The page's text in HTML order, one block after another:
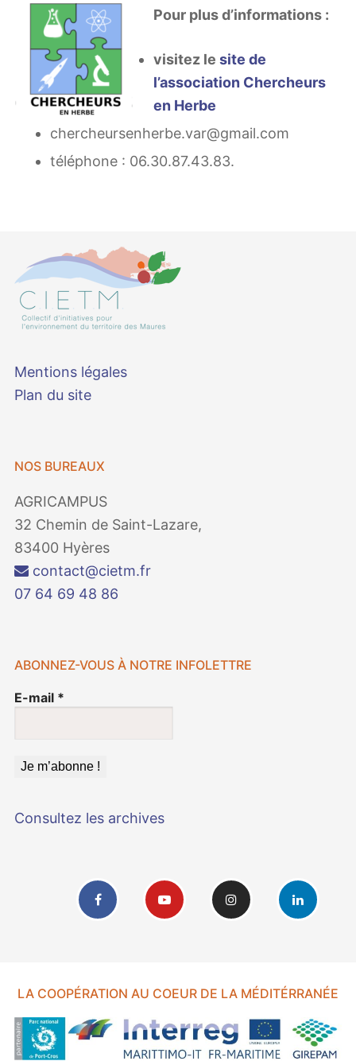
Pour plus d’informations :
visitez lesite de
l’association Chercheurs
en Herbe
chercheursenherbe.var@gmail.com
téléphone : 06.30.87.43.83.
Mentions légales
Plan du site
NOS BUREAUX
AGRICAMPUS
32 Chemin de Saint-Lazare,
83400 Hyères
contact@cietm.fr
07 64 69 48 86
ABONNEZ-VOUS À NOTRE INFOLETTRE
E-mail *
Consultez les archives
LA COOPÉRATION AU COEUR DE LA MÉDITÉRRANÉE